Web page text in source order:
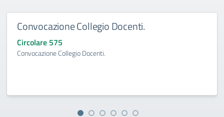
Convocazione Collegio Docenti.
Circolare 575
Convocazione Collegio Docenti.